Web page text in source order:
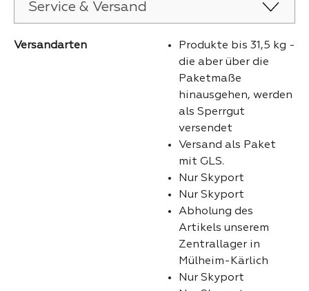
Service & Versand
Versandarten
Produkte bis 31,5 kg -
die aber über die
Paketmaße
hinausgehen, werden
als Sperrgut
versendet
Versand als Paket
mit GLS.
Nur Skyport
Nur Skyport
Abholung des
Artikels unserem
Zentrallager in
Mülheim-Kärlich
Nur Skyport